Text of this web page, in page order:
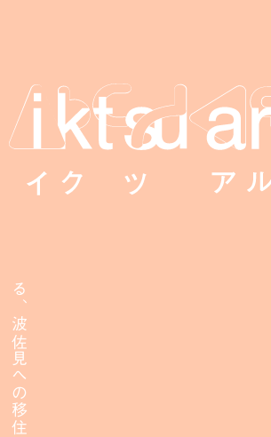
移住者が伝える、波佐見への移住